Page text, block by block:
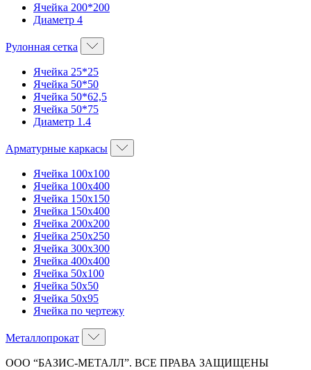
Ячейка 200*200
Диаметр 4
Рулонная сетка
Ячейка 25*25
Ячейка 50*50
Ячейка 50*62,5
Ячейка 50*75
Диаметр 1.4
Арматурные каркасы
Ячейка 100х100
Ячейка 100х400
Ячейка 150х150
Ячейка 150х400
Ячейка 200х200
Ячейка 250х250
Ячейка 300х300
Ячейка 400х400
Ячейка 50х100
Ячейка 50х50
Ячейка 50х95
Ячейка по чертежу
Металлопрокат
ООО “БАЗИС-МЕТАЛЛ”. ВСЕ ПРАВА ЗАЩИЩЕНЫ